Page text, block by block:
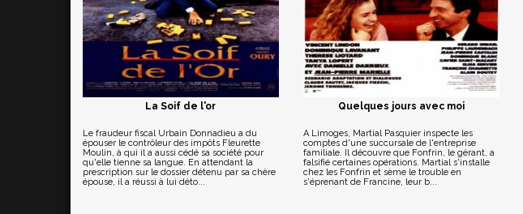
La Soif de l'or
Le fraudeur fiscal Urbain Donnadieu a du
épouser le contrôleur des impôts Fleurette
Moulin, à qui il a aussi cédé sa société pour
qu'elle tienne sa langue. En attendant la
prescription sur le dossier détenu par sa chère
épouse, il a réussi à lui déto...
Quelques jours avec moi
A Limoges, Martial Pasquier inspecte les
comptes d'une succursale de l'entreprise
familiale. Il découvre que Fonfrin, le gérant, a
falsifié certaines opérations. Martial s'installe
chez les Fonfrin et sème le trouble en
s'éprenant de Francine, leur b...